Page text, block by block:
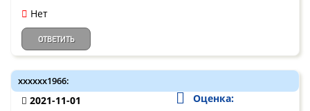
Нет
ОТВЕТИТЬ
xxxxxx1966:
2021-11-01
Оценка: